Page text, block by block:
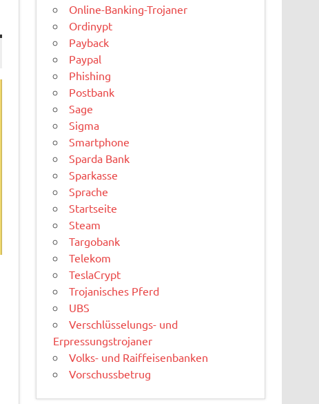
Online-Banking-Trojaner
Ordinypt
Payback
Paypal
Phishing
Postbank
Sage
Sigma
Smartphone
Sparda Bank
Sparkasse
Sprache
Startseite
Steam
Targobank
Telekom
TeslaCrypt
Trojanisches Pferd
UBS
Verschlüsselungs- und
Erpressungstrojaner
Volks- und Raiffeisenbanken
Vorschussbetrug